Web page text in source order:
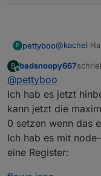
P pettyboo@kachel
Hättest Du
Schreiben
bin aber
könnte.
Dank dir im
B
Online
badsnoopy667
@pettyboo
Ich hab es jetzt
kann jetzt die
0 setzen wenn das
Ich hab es mit
eine Register: